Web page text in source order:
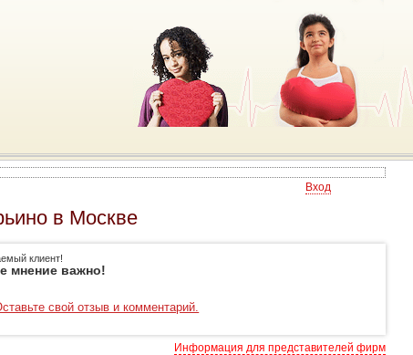
Вход
в Москве
клиент!
мнение важно!
свой отзыв и комментарий.
Информация для представителей фирм